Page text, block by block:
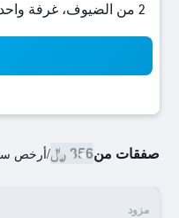
2 من الضيوف، غرفة واحدة
صفقات من356 ﷼ /أرخص
مزود